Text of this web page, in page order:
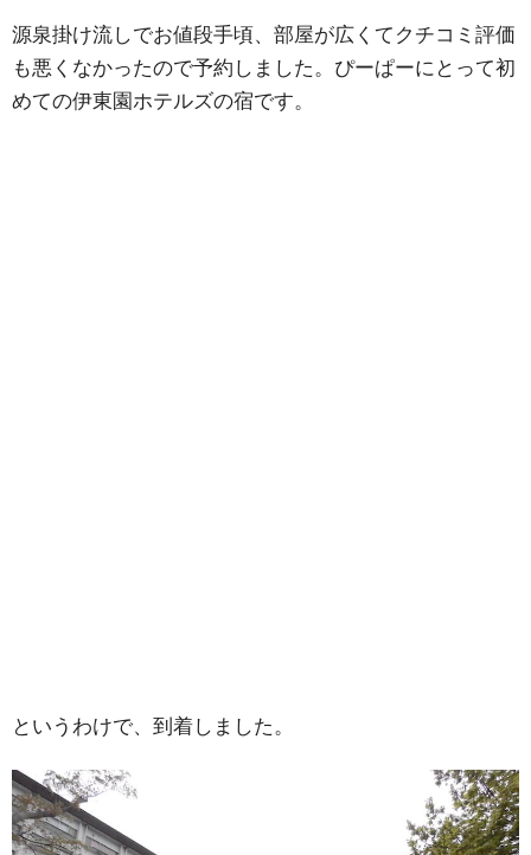
源泉掛け流しでお値段手頃、部屋が広くてクチコミ評価
も悪くなかったので予約しました。ぴーぱーにとって初
めての伊東園ホテルズの宿です。
というわけで、到着しました。